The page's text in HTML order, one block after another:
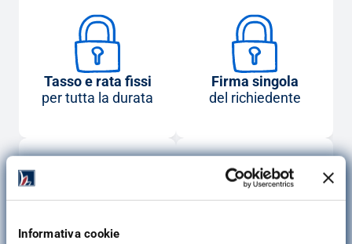
Informativa cookie
Tasso e rata fissi
per tutta la durata
Fino a
Firma singola
del richiedente